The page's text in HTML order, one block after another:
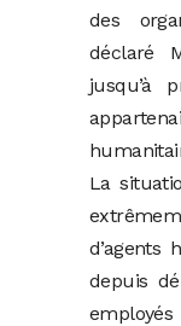
des
déclaré
jusqu’à
La
d’agents
depuis